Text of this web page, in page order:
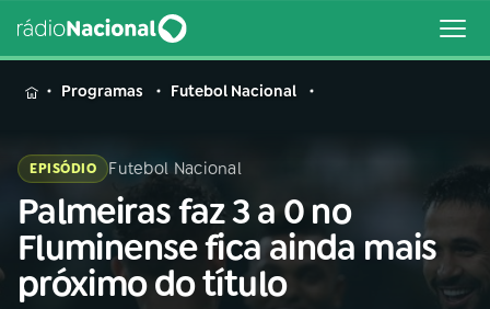
MENU
Buscar
na
Rádio
Nacional
Buscar
Programas Futebol Nacional
EPISÓDIO Futebol Nacional
Palmeiras faz 3 a 0 no
Fluminense fica ainda mais
próximo do título